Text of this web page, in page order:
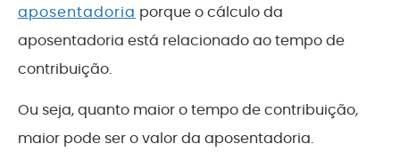
aposentadoria porque o cálculo da
aposentadoria está relacionado ao tempo de
contribuição.
Ou seja, quanto maior o tempo de contribuição,
maior pode ser o valor da aposentadoria.